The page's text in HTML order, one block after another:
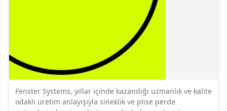
Fenster Systems, yıllar içinde kazandığı uzmanlık ve kalite
odaklı üretim anlayışıyla sineklik ve plise perde